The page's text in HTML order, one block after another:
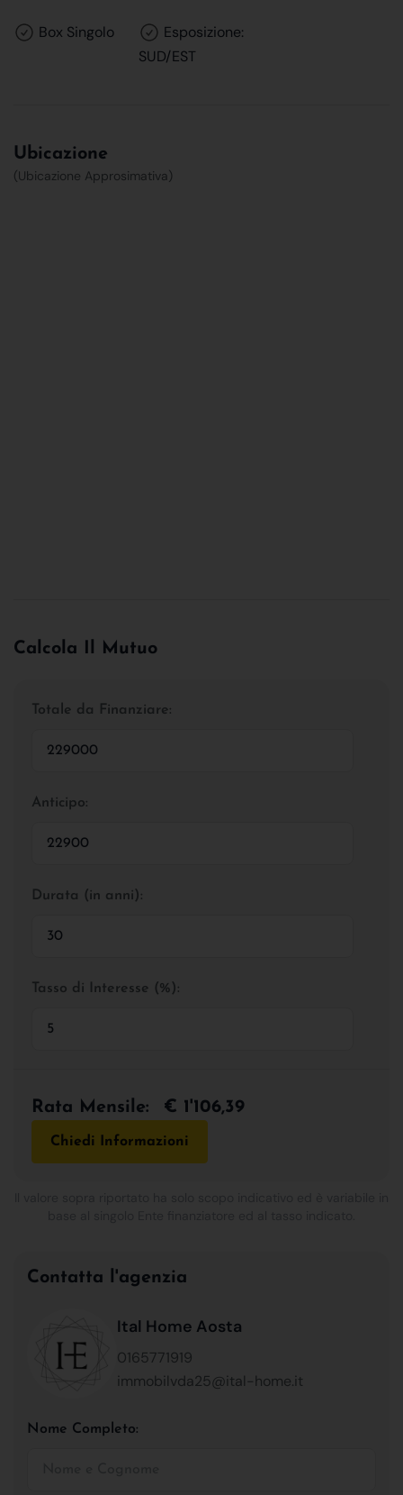
Box Singolo
Esposizione:
SUD/EST
Ubicazione
(Ubicazione Approsimativa)
Calcola Il Mutuo
Totale da Finanziare:
Anticipo:
Durata (in anni):
Tasso di Interesse (%):
Rata Mensile: € 1'106,39
Chiedi Informazioni
Contatta l'agenzia
Ital Home Aosta
0165771919
immobilvda25@ital-home.it
Nome Completo: